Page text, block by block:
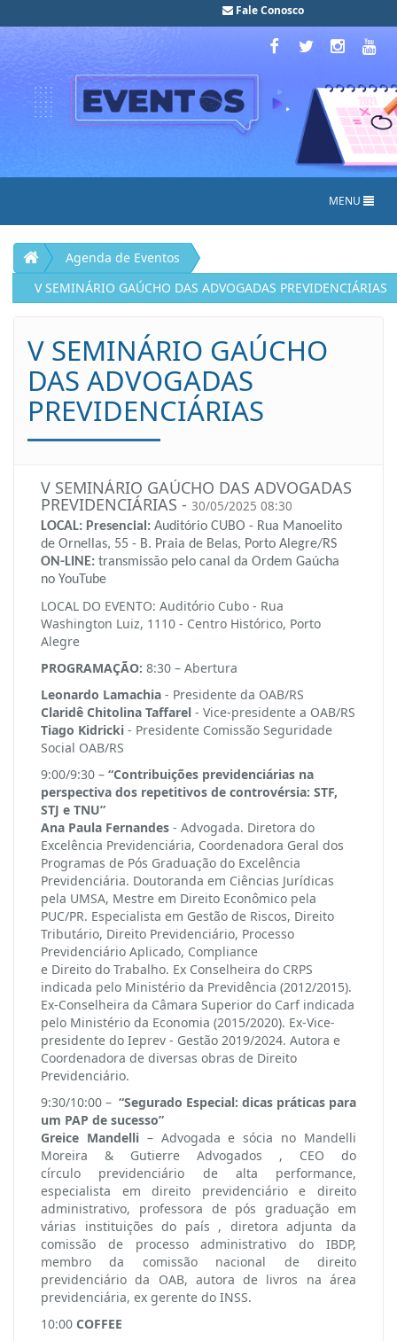
Fale Conosco
MENU
Agenda de Eventos
V SEMINÁRIO GAÚCHO DAS ADVOGADAS PREVIDENCIÁRIAS
V SEMINÁRIO GAÚCHO
DAS ADVOGADAS
PREVIDENCIÁRIAS
V SEMINÁRIO GAÚCHO DAS ADVOGADAS
PREVIDENCIÁRIAS - 30/05/2025 08:30
LOCAL: Presencial: Auditório CUBO - Rua Manoelito
de Ornellas, 55 - B. Praia de Belas, Porto Alegre/RS
ON-LINE: transmissão pelo canal da Ordem Gaúcha
no YouTube
LOCAL DO EVENTO: Auditório Cubo - Rua
Washington Luiz, 1110 - Centro Histórico, Porto
Alegre
PROGRAMAÇÃO: 8:30 – Abertura
Leonardo Lamachia - Presidente da OAB/RS
Claridê Chitolina Taffarel - Vice-presidente a OAB/RS
Tiago Kidricki - Presidente Comissão Seguridade
Social OAB/RS
9:00/9:30 – “Contribuições previdenciárias na
perspectiva dos repetitivos de controvérsia: STF,
STJ e TNU”
Ana Paula Fernandes - Advogada. Diretora do
Excelência Previdenciária, Coordenadora Geral dos
Programas de Pós Graduação do Excelência
Previdenciária. Doutoranda em Ciências Jurídicas
pela UMSA, Mestre em Direito Econômico pela
PUC/PR. Especialista em Gestão de Riscos, Direito
Tributário, Direito Previdenciário, Processo
Previdenciário Aplicado, Compliance
e Direito do Trabalho. Ex Conselheira do CRPS
indicada pelo Ministério da Previdência (2012/2015).
Ex-Conselheira da Câmara Superior do Carf indicada
pelo Ministério da Economia (2015/2020). Ex-Vice-
presidente do Ieprev - Gestão 2019/2024. Autora e
Coordenadora de diversas obras de Direito
Previdenciário.
9:30/10:00 – “Segurado Especial: dicas práticas para
um PAP de sucesso”
Greice Mandelli– Advogada e sócia no Mandelli
Moreira & Gutierre Advogados , CEO do
círculo previdenciário de alta performance,
especialista em direito previdenciário e direito
administrativo, professora de pós graduação em
várias instituições do país , diretora adjunta da
comissão de processo administrativo do IBDP,
membro da comissão nacional de direito
previdenciário da OAB, autora de livros na área
previdenciária, ex gerente do INSS.
10:00 COFFEE